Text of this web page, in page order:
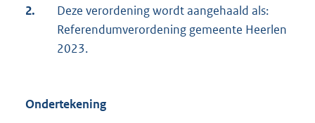
2.
Deze verordening wordt aangehaald als:
Referendumverordening gemeente Heerlen
2023.
Ondertekening